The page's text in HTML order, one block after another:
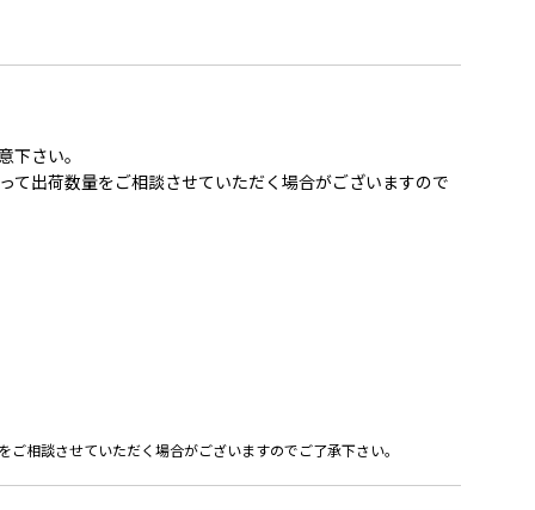
さい。
出荷数量をご相談させていただく場合がございますので
相談させていただく場合がございますのでご了承下さい。